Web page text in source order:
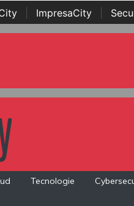
ImpresaCity
Tecnologie